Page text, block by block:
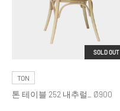
SOLD OUT
TON
톤 테이블 252 내추럴_ Ø900